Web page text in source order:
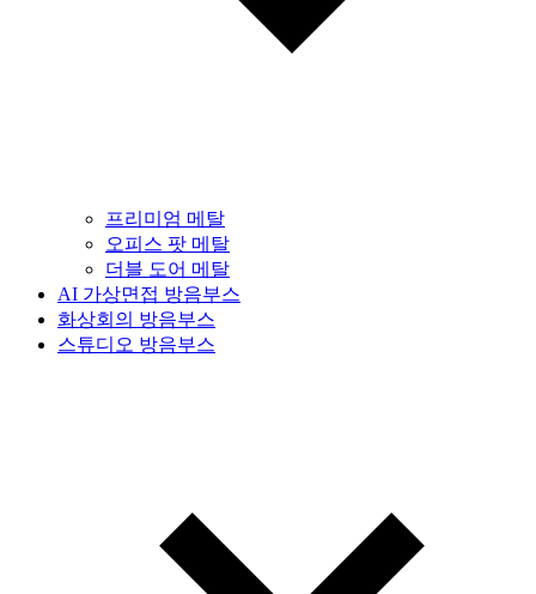
프리미엄 메탈
오피스 팟 메탈
더블 도어 메탈
AI 가상면접 방음부스
화상회의 방음부스
스튜디오 방음부스